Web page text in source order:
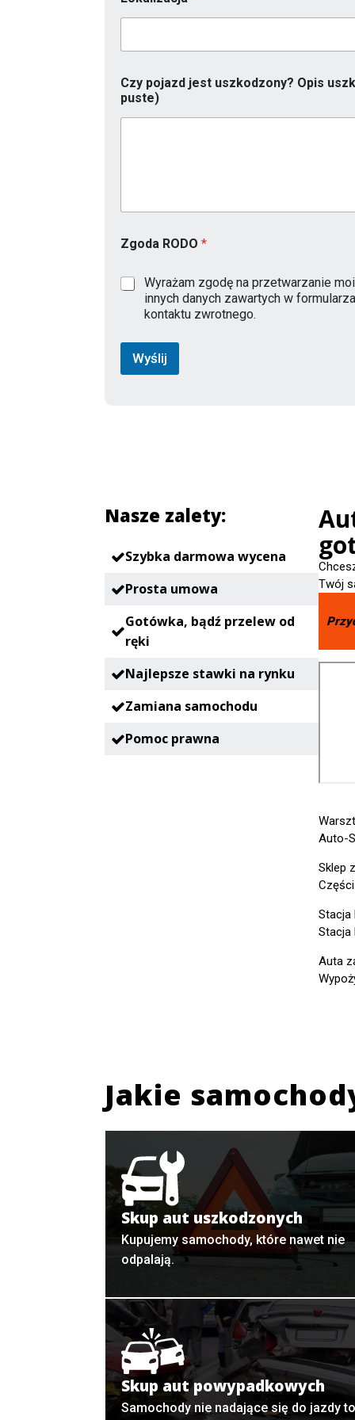
Czy pojazd jest uszkodzony? Opis
puste)
Zgoda RODO *
Wyrażam zgodę na przetwarzanie
innych danych zawartych w
kontaktu zwrotnego.
Wyślij
Nasze zalety:
Szybka darmowa wycena
Prosta umowa
Gotówka, bądź przelew od
ręki
Najlepsze stawki na rynku
Zamiana samochodu
Pomoc prawna
Twój
Auto-
Sklep
Stacja
Stacja
Auta
Jakie
Skup aut uszkodzonych
Kupujemy samochody, które nawet nie
odpalają.
Skup aut powypadkowych
Samochody nie nadające się do jazdy to